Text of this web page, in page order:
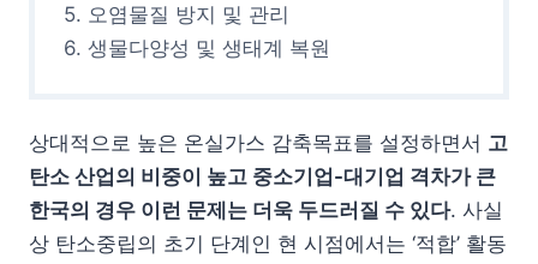
5. 오염물질 방지 및 관리
6. 생물다양성 및 생태계 복원
상대적으로 높은 온실가스 감축목표를 설정하면서 고
탄소 산업의 비중이 높고 중소기업-대기업 격차가 큰
한국의 경우 이런 문제는 더욱 두드러질 수 있다. 사실
상 탄소중립의 초기 단계인 현 시점에서는 ‘적합’ 활동